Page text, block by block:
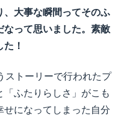
大事な瞬間ってそのふ
なって思いました。素敵
！
ストーリーで行われたプ
「ふたりらしさ」がこも
せになってしまった自分